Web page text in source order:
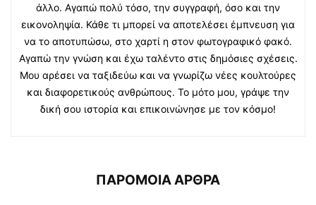
άλλο. Αγαπώ πολύ τόσο, την συγγραφή, όσο και την
εικονοληψία. Κάθε τι μπορεί να αποτελέσει έμπνευση για
να το αποτυπώσω, στο χαρτί η στον φωτογραφικό φακό.
Αγαπώ την γνώση και έχω ταλέντο στις δημόσιες σχέσεις.
Μου αρέσει να ταξιδεύω και να γνωρίζω νέες κουλτούρες
και διαφορετικούς ανθρώπους. Το μότο μου, γράψε την
δική σου ιστορία και επικοινώνησε με τον κόσμο!
ΠΑΡΟΜΟΙΑ ΑΡΘΡΑ